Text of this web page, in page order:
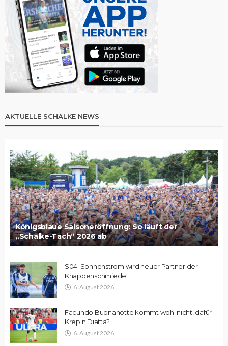
AKTUELLE SCHALKE NEWS
Königsblaue Saisoneröffnung: So läuft der
„Schalke-Tach“ 2026 ab
S04: Sonnenstrom wird neuer Partner der
Knappenschmiede
6. August 2026
Facundo Buonanotte kommt wohl nicht, dafür
Krepin Diatta?
6. August 2026